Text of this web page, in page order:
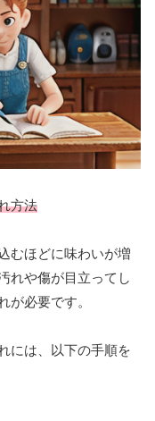
方法
むほどに味わいが増
れや傷が目立ってし
が必要です。
には、以下の手順を